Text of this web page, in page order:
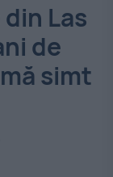
Las
de
simt